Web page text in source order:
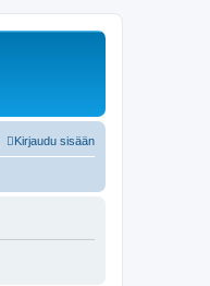
Kirjaudu sisään